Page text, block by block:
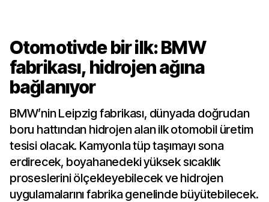
Otomotivde bir ilk: BMW
fabrikası, hidrojen ağına
bağlanıyor
BMW’nin Leipzig fabrikası, dünyada doğrudan
boru hattından hidrojen alan ilk otomobil üretim
tesisi olacak. Kamyonla tüp taşımayı sona
erdirecek, boyahanedeki yüksek sıcaklık
proseslerini ölçekleyebilecek ve hidrojen
uygulamalarını fabrika genelinde büyütebilecek.